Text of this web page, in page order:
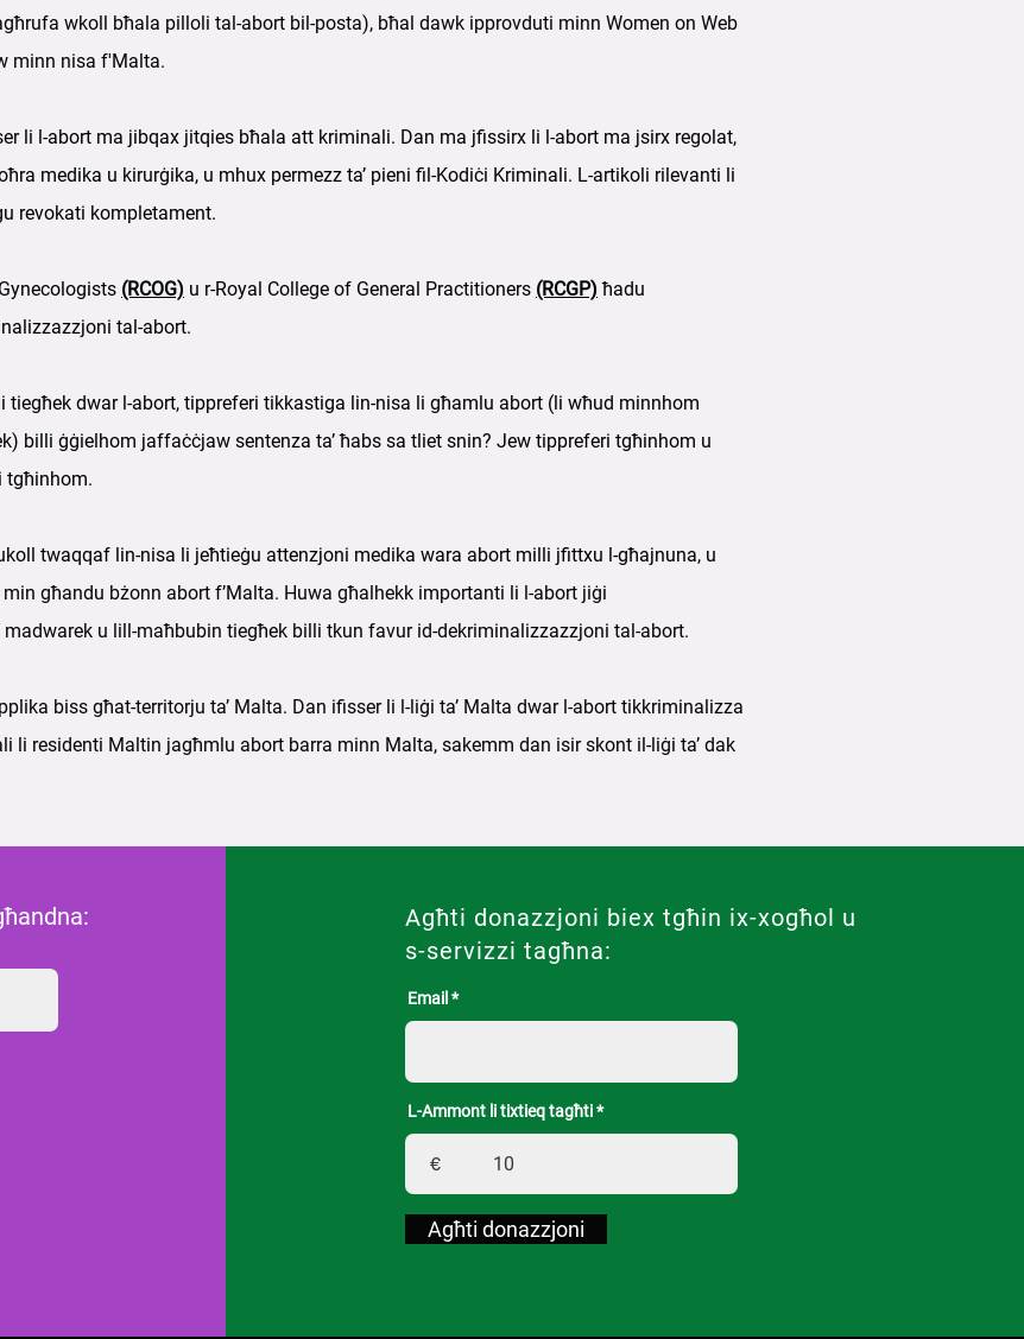
wkoll bħala pilloli tal-abort bil-posta), bħal dawk ipprovduti minn Women on Web
minn nisa f'Malta.
li l-abort ma jibqax jitqies bħala att kriminali. Dan ma jfissirx li l-abort ma jsirx regolat,
medika u kirurġika, u mhux permezz ta’ pieni fil-Kodiċi Kriminali. L-artikoli rilevanti li
revokati kompletament.
(RCOG) u r-Royal College of General Practitioners (RCGP) ħadu
tal-abort.
dwar l-abort, tippreferi tikkastiga lin-nisa li għamlu abort (li wħud minnhom
billi ġġielhom jaffaċċjaw sentenza ta’ ħabs sa tliet snin? Jew tippreferi tgħinhom u
tgħinhom.
twaqqaf lin-nisa li jeħtieġu attenzjoni medika wara abort milli jfittxu l-għajnuna, u
għandu bżonn abort f’Malta. Huwa għalhekk importanti li l-abort jiġi
madwarek u lill-maħbubin tiegħek billi tkun favur id-dekriminalizzazzjoni tal-abort.
biss għat-territorju ta’ Malta. Dan ifisser li l-liġi ta’ Malta dwar l-abort tikkriminalizza
li residenti Maltin jagħmlu abort barra minn Malta, sakemm dan isir skont il-liġi ta’ dak
Agħti donazzjoni biex tgħin ix-xogħol u
s-servizzi tagħna:
Email
L-Ammont li tixtieq tagħti
€
Agħti donazzjoni